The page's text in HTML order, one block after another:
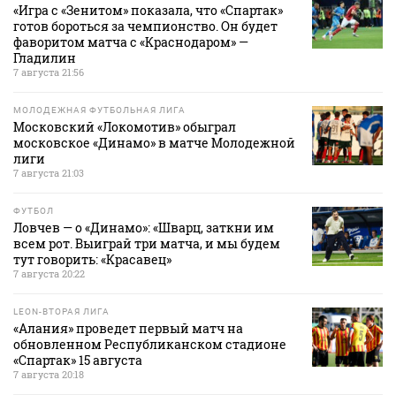
«Игра с «Зенитом» показала, что «Спартак»
готов бороться за чемпионство. Он будет
фаворитом матча с «Краснодаром» —
Гладилин
7 августа 21:56
МОЛОДЕЖНАЯ ФУТБОЛЬНАЯ ЛИГА
Московский «Локомотив» обыграл
московское «Динамо» в матче Молодежной
лиги
7 августа 21:03
ФУТБОЛ
Ловчев — о «Динамо»: «Шварц, заткни им
всем рот. Выиграй три матча, и мы будем
тут говорить: «Красавец»
7 августа 20:22
LEON-ВТОРАЯ ЛИГА
«Алания» проведет первый матч на
обновленном Республиканском стадионе
«Спартак» 15 августа
7 августа 20:18